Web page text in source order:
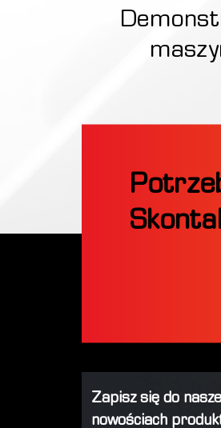
Zapisz się do
nowościach